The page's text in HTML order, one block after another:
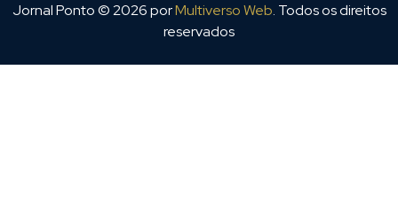
Jornal Ponto ©2026porMultiverso Web. Todos os direitos
reservados